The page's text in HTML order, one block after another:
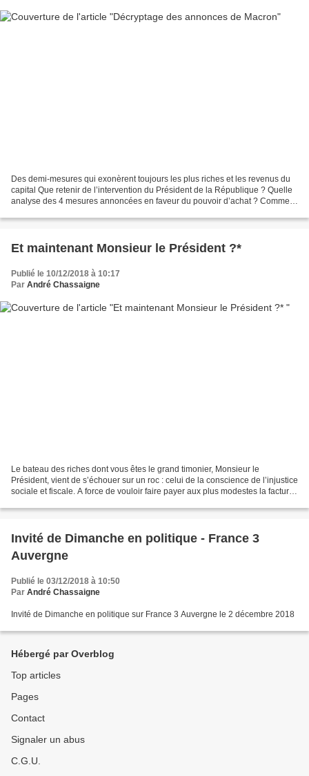
Des demi-mesures qui exonèrent toujours les plus riches et les revenus du
capital Que retenir de l’intervention du Président de la République ? Quelle
analyse des 4 mesures annoncées en faveur du pouvoir d’achat ? Comme
Et maintenant Monsieur le Président ?*
Publié le 10/12/2018 à 10:17
Par André Chassaigne
Le bateau des riches dont vous êtes le grand timonier, Monsieur le
Président, vient de s’échouer sur un roc : celui de la conscience de l’injustice
sociale et fiscale. A force de vouloir faire payer aux plus modestes la facture
Invité de Dimanche en politique - France 3
Auvergne
Publié le 03/12/2018 à 10:50
Par André Chassaigne
Invité de Dimanche en politique sur France 3 Auvergne le 2 décembre 2018
Hébergé par Overblog
Top articles
Pages
Contact
Signaler un abus
C.G.U.